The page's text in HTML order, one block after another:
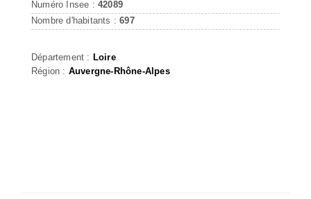
Numéro Insee : 42089
Nombre d'habitants :697
Département : Loire
Région : Auvergne-Rhône-Alpes